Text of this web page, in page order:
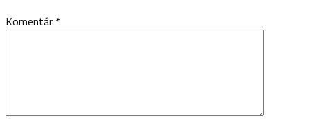
Komentár *